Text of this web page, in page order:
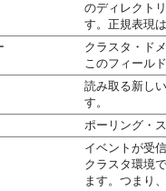
のディレクト
す。正規表現
クラスタ・ド
このフィール
読み取る新し
す。
ポーリング・
イベントが受
クラスタ環境
ます。つまり